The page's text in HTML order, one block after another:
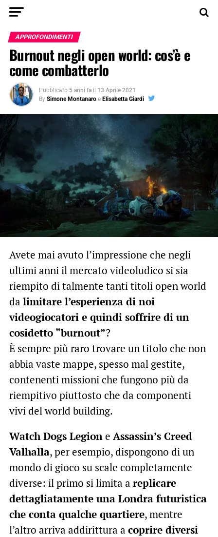
APPROFONDIMENTI
Burnout negli open world: cos’è e
come combatterlo
Pubblicato 5 anni fa il 13 Aprile 2021
By Simone Montanaroe Elisabetta Giardi
Avete mai avuto l’impressione che negli
ultimi anni il mercato videoludico si sia
riempito di talmente tanti titoli open world
da limitare l’esperienza di noi
videogiocatori e quindi soffrire di un
cosidetto “burnout”?
È sempre più raro trovare un titolo che non
abbia vaste mappe, spesso mal gestite,
contenenti missioni che fungono più da
riempitivo piuttosto che da componenti
vivi del world building.
Watch Dogs Legione Assassin’s Creed
Valhalla, per esempio, dispongono di un
mondo di gioco su scale completamente
diverse: il primo si limita a replicare
dettagliatamente una Londra futuristica
che conta qualche quartiere, mentre
l’altro arriva addirittura a coprire diversi